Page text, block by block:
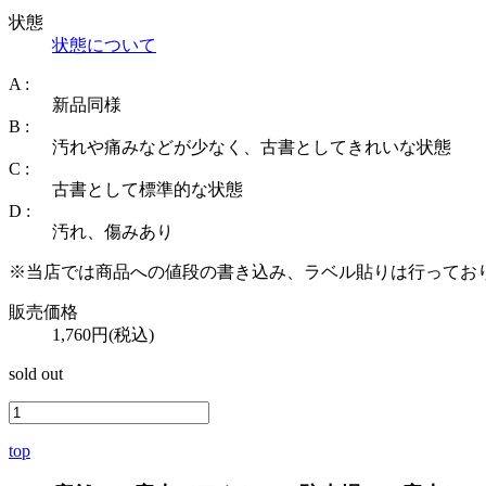
状態
状態について
A :
新品同様
B :
汚れや痛みなどが少なく、古書としてきれいな状態
C :
古書として標準的な状態
D :
汚れ、傷みあり
※当店では商品への値段の書き込み、ラベル貼りは行ってお
販売価格
1,760円(税込)
sold out
top